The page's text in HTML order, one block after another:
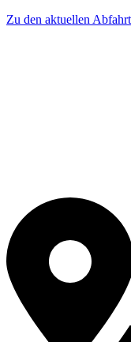
Zu den aktuellen